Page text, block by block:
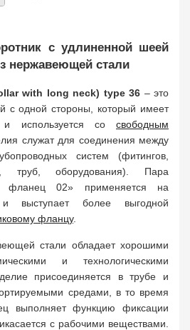
с удлиненной шеей
нержавеющей стали
with long neck) type 36 – это
с одной стороны, который имеет
используется со свободным
служат для соединения между
систем (фитингов,
труб, оборудования). Пара
фланец 02» применяется на
выступает более выгодной
фланцу.
стали обладает хорошими
и технологическими
присоединяется в трубе и
средами, в то время
выполняет функцию фиксации
с рабочими веществами.